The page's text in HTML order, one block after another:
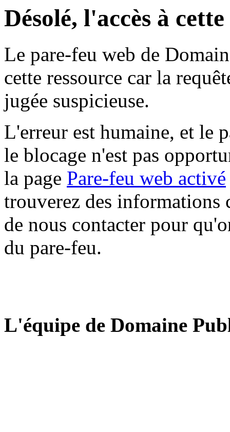
Désolé, l'accès à
Le pare-feu web de
cette ressource car la
jugée suspicieuse.
L'erreur est humaine, et le
le blocage n'est pas
la page Pare-feu web activé
trouverez des informations
de nous contacter pour
du pare-feu.
L'équipe de Domaine